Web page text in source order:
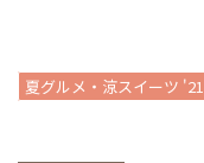
夏グルメ・涼スイーツ '21